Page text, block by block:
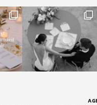
Momente und
vonkreativ